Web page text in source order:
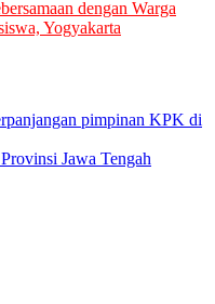
dengan Warga
Yogyakarta
pimpinan KPK di
Jawa Tengah